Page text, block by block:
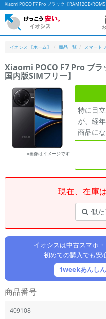
Xiaomi POCO F7 Pro ブラック【RAM12GB/
イオシス 【ホーム】 商品一覧 スマート
Xiaomi POCO F7 Pro ブ
国内版SIMフリー】
※画像はイメージです
特に目
が、経
商品にな
現在、在庫
似
イオシスは中古スマホ
初めての購入でも安
1weekあんし
商品番号
409108
かんたんパソコン
フリーワード
除外ワード
人気の検索ワード：Let's note
「スマートフォン」「タブレット」など
メーカー
製造、販売メーカーの絞り込み
機能・特徴
商品の搭載機能による絞り込み